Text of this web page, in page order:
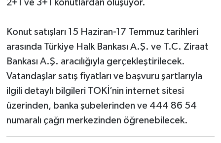
2+1 ve 3+1 konutlardan oluşuyor.
Konut satışları 15 Haziran-17 Temmuz tarihleri
arasında Türkiye Halk Bankası A.Ş. ve T.C. Ziraat
Bankası A.Ş. aracılığıyla gerçekleştirilecek.
Vatandaşlar satış fiyatları ve başvuru şartlarıyla
ilgili detaylı bilgileri TOKİ’nin internet sitesi
üzerinden, banka şubelerinden ve 444 86 54
numaralı çağrı merkezinden öğrenebilecek.